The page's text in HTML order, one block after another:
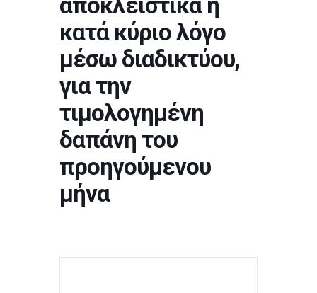
κατά κύριο λόγο
μέσω διαδικτύου,
για την
τιμολογημένη
δαπάνη του
προηγούμενου
μήνα